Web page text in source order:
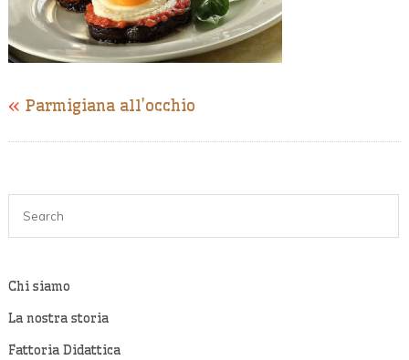
« Parmigiana all’occhio
Chi siamo
La nostra storia
Fattoria Didattica